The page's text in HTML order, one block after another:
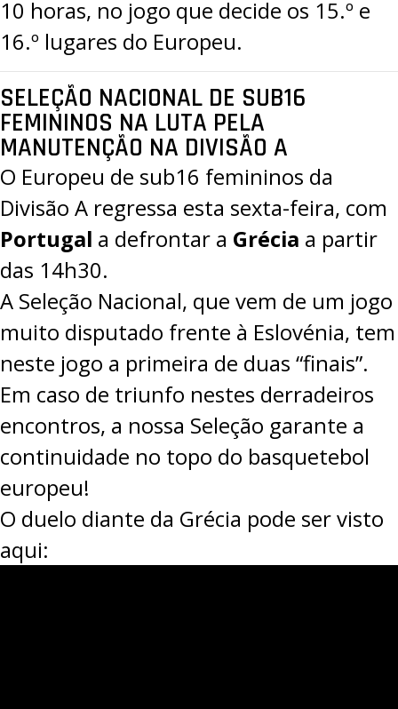
10 horas, no jogo que decide os 15.º e
16.º lugares do Europeu.
SELEÇÃO NACIONAL DE SUB16
FEMININOS NA LUTA PELA
MANUTENÇÃO NA DIVISÃO A
O Europeu de sub16 femininos da
Divisão A regressa esta sexta-feira, com
Portugal a defrontar a Grécia a partir
das 14h30.
A Seleção Nacional, que vem de um jogo
muito disputado frente à Eslovénia, tem
neste jogo a primeira de duas “finais”.
Em caso de triunfo nestes derradeiros
encontros, a nossa Seleção garante a
continuidade no topo do basquetebol
europeu!
O duelo diante da Grécia pode ser visto
aqui: